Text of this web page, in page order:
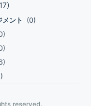
メント
(0)
reserved.